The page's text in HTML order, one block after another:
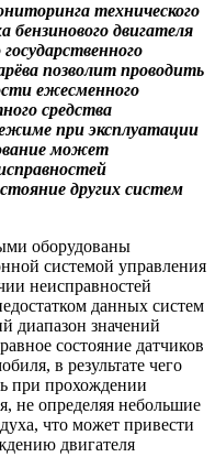
технического
бензинового двигателя
позволит проводить
ежесменного
средства
при эксплуатации
может
других систем
оборудованы
системой управления
неисправностей
данных систем
диапазон значений
состояние датчиков
в результате чего
при прохождении
не определяя небольшие
что может привести
двигателя